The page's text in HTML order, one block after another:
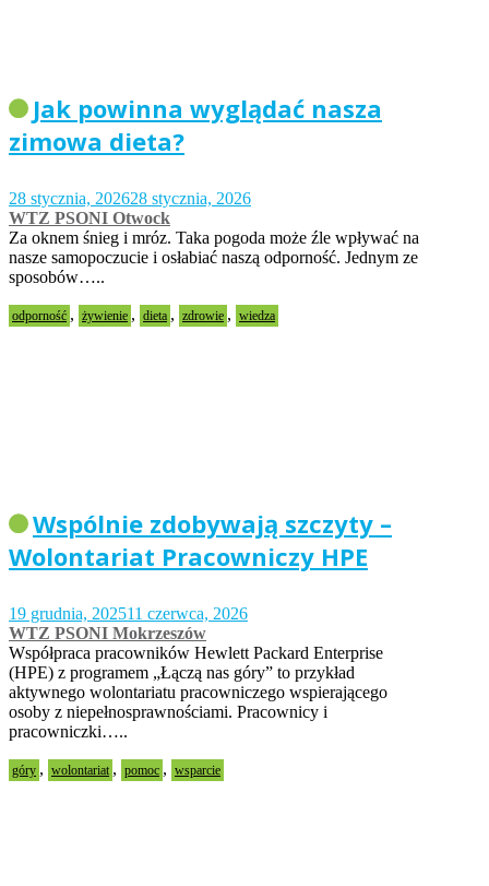
Jak powinna wyglądać nasza
zimowa dieta?
28 stycznia, 202628 stycznia, 2026
WTZ PSONI Otwock
Za oknem śnieg i mróz. Taka pogoda może źle wpływać na
nasze samopoczucie i osłabiać naszą odporność. Jednym ze
sposobów…..
odporność , żywienie , dieta , zdrowie , wiedza
Wspólnie zdobywają szczyty –
Wolontariat Pracowniczy HPE
19 grudnia, 202511 czerwca, 2026
WTZ PSONI Mokrzeszów
Współpraca pracowników Hewlett Packard Enterprise
(HPE) z programem „Łączą nas góry” to przykład
aktywnego wolontariatu pracowniczego wspierającego
osoby z niepełnosprawnościami. Pracownicy i
pracowniczki…..
góry , wolontariat , pomoc , wsparcie